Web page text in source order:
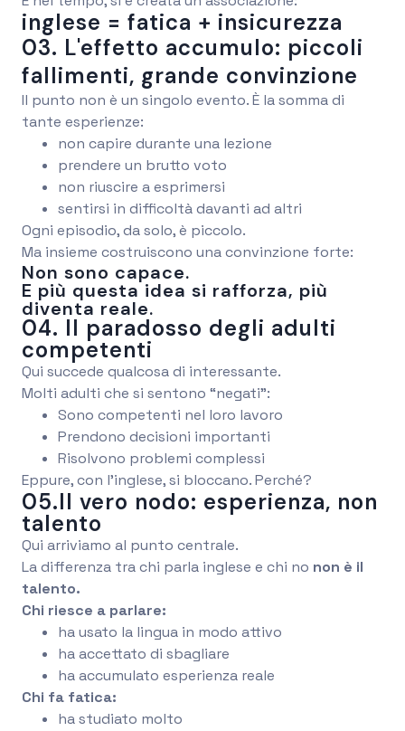
inglese = fatica + insicurezza
03. L'effetto accumulo: piccoli
fallimenti, grande convinzione
Il punto non è un singolo evento. È la somma di
tante esperienze:
non capire durante una lezione
prendere un brutto voto
non riuscire a esprimersi
sentirsi in difficoltà davanti ad altri
Ogni episodio, da solo, è piccolo.
Ma insieme costruiscono una convinzione forte:
Non sono capace.
E più questa idea si rafforza, più
diventa reale.
04. Il paradosso degli adulti
competenti
Qui succede qualcosa di interessante.
Molti adulti che si sentono “negati”:
Sono competenti nel loro lavoro
Prendono decisioni importanti
Risolvono problemi complessi
Eppure, con l’inglese, si bloccano. Perché?
05.Il vero nodo: esperienza, non
talento
Qui arriviamo al punto centrale.
La differenza tra chi parla inglese e chi no non è il
talento.
Chi riesce a parlare:
ha usato la lingua in modo attivo
ha accettato di sbagliare
ha accumulato esperienza reale
Chi fa fatica:
ha studiato molto